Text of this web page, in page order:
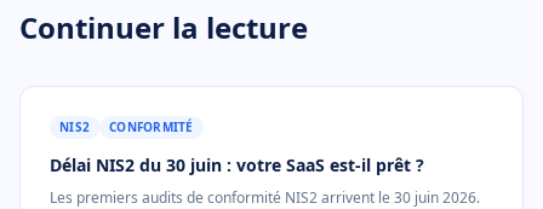
Continuer la lecture
NIS2 CONFORMITÉ
Délai NIS2 du 30 juin : votre SaaS est-il prêt ?
Les premiers audits de conformité NIS2 arrivent le 30 juin 2026.